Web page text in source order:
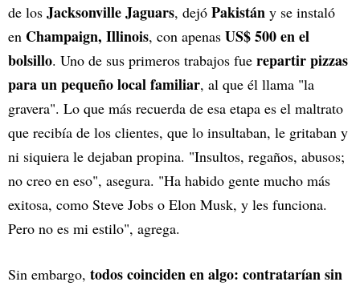
de los Jacksonville Jaguars, dejó Pakistán y se instaló
en Champaign, Illinois, con apenas US$ 500 en el
bolsillo. Uno de sus primeros trabajos fue repartir pizzas
para un pequeño local familiar, al que él llama "la
gravera". Lo que más recuerda de esa etapa es el maltrato
que recibía de los clientes, que lo insultaban, le gritaban y
ni siquiera le dejaban propina. "Insultos, regaños, abusos;
no creo en eso", asegura. "Ha habido gente mucho más
exitosa, como Steve Jobs o Elon Musk, y les funciona.
Pero no es mi estilo", agrega.
Sin embargo, todos coinciden en algo: contratarían sin